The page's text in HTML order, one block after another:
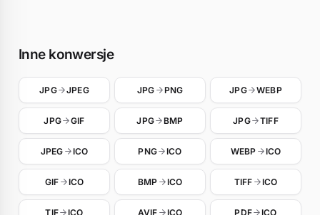
Inne konwersje
JPG JPEG JPG PNG JPG WEBP
JPG GIF JPG BMP JPG TIFF
JPEG ICO PNG ICO WEBP ICO
GIF ICO BMP ICO TIFF ICO
TIF ICO AVIF ICO PDF ICO